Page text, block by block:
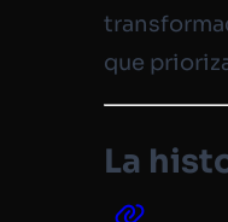
que
La